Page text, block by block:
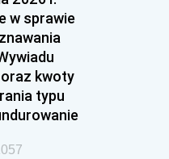
1939
1936
w sprawie
kwoty
typu